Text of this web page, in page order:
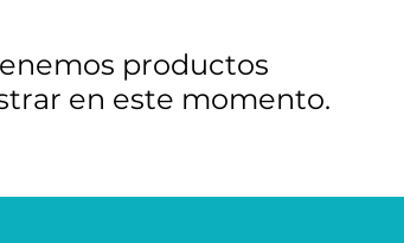
productos
en este momento.